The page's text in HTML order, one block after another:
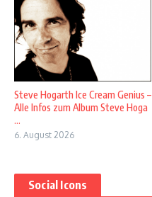
Steve Hogarth Ice Cream Genius –
Alle Infos zum Album Steve Hoga
...
6. August 2026
Social Icons